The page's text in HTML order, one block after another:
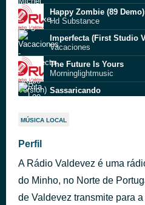
Hd Substance
Imperfecta (First Studio
Vacaciones
The Future Is Yours
Morninglightmusic
Sassaricando
Oito baixos no fandango
Pretinho aleijado
Tião Carreiro & Pardinho
Iceberg
MÚSICA LOCAL
Perfil
A Rádio Valdevez é uma
do Minho, no Norte de
de Valdevez transmite para